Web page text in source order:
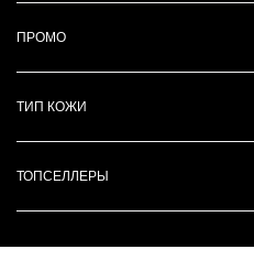
ПРОМО
ТИП КОЖИ
ТОПСЕЛЛЕРЫ